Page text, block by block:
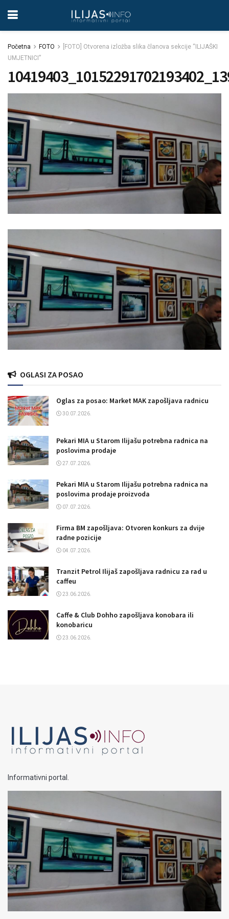
Početna FOTO
[FOTO] Otvorena izložba slika članova sekcije “ILIJAŠKI
UMJETNICI”
OGLASI ZA POSAO
Oglas za posao: Market MAK zapošljava radnicu
30.07.2026.
Pekari MIA u Starom Ilijašu potrebna radnica na
poslovima prodaje
27.07.2026.
Pekari MIA u Starom Ilijašu potrebna radnica na
poslovima prodaje proizvoda
07.07.2026.
Firma BM zapošljava: Otvoren konkurs za dvije
radne pozicije
04.07.2026.
Tranzit Petrol Ilijaš zapošljava radnicu za rad u
caffeu
23.06.2026.
Caffe & Club Dohho zapošljava konobara ili
konobaricu
23.06.2026.
Informativni portal.